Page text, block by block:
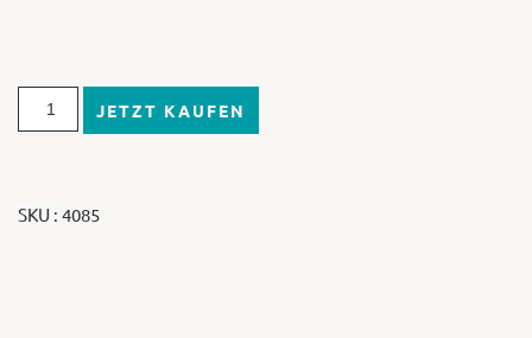
JETZT KAUFEN
SKU : 4085